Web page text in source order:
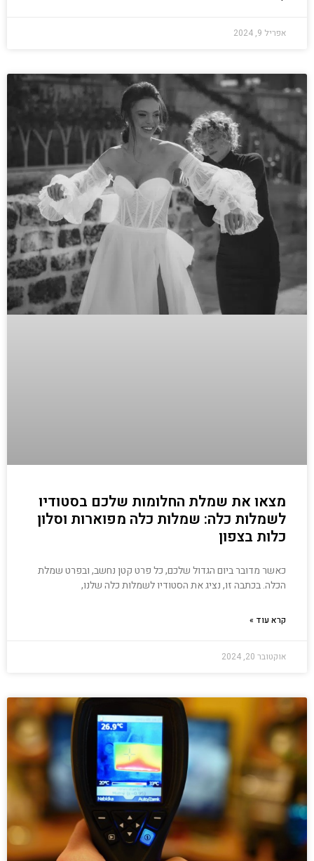
אפריל 9, 2024
מצאו את שמלת החלומות שלכם בסטודיו
לשמלות כלה: שמלות כלה מפוארות וסלון
כלות בצפון
כאשר מדובר ביום הגדול שלכם, כל פרט קטן נחשב, ובפרט שמלת
הכלה. בכתבה זו, נציג את הסטודיו לשמלות כלה שלנו,
קרא עוד »
אוקטובר 20, 2024